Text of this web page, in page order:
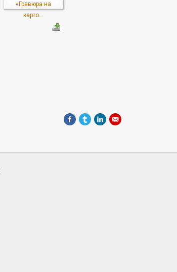
«Гравюра на
карто...